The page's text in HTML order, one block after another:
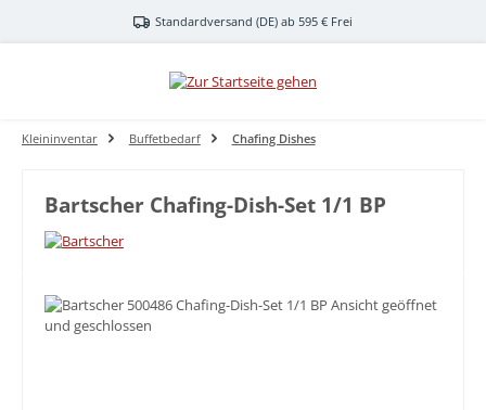
Zum Hauptinhalt springenStandardversand (DE) ab 595 € Frei
Kleininventar Buffetbedarf Chafing Dishes
Bartscher Chafing-Dish-Set 1/1 BP
Bildergalerie überspringen